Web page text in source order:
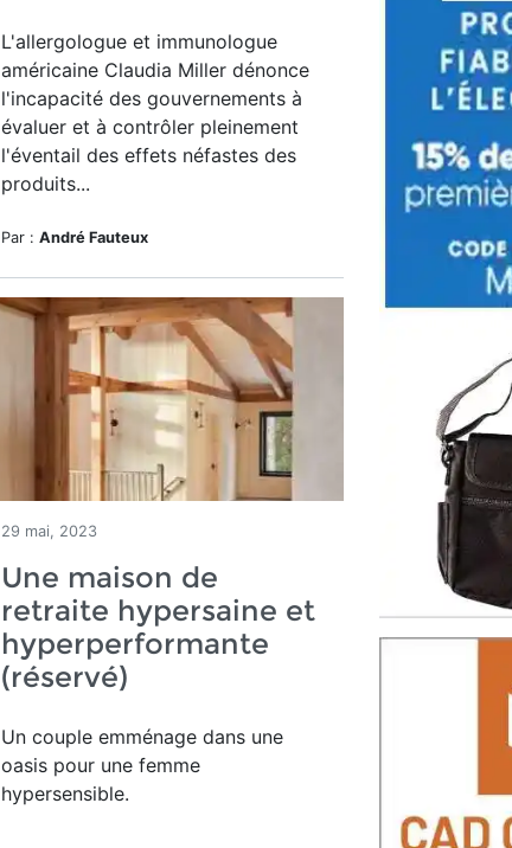
L'allergologue et immunologue
américaine Claudia Miller dénonce
l'incapacité des gouvernements à
évaluer et à contrôler pleinement
l'éventail des effets néfastes des
produits...
Par : André Fauteux
29 mai, 2023
Une maison de
retraite hypersaine et
hyperperformante
(réservé)
Un couple emménage dans une
oasis pour une femme
hypersensible.